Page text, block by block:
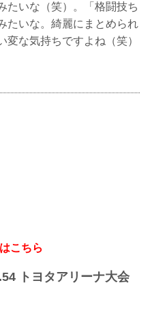
たいな（笑）。「格闘技ち
たいな。綺麗にまとめられ
な気持ちですよね（笑）
こちら
トヨタアリーナ大会